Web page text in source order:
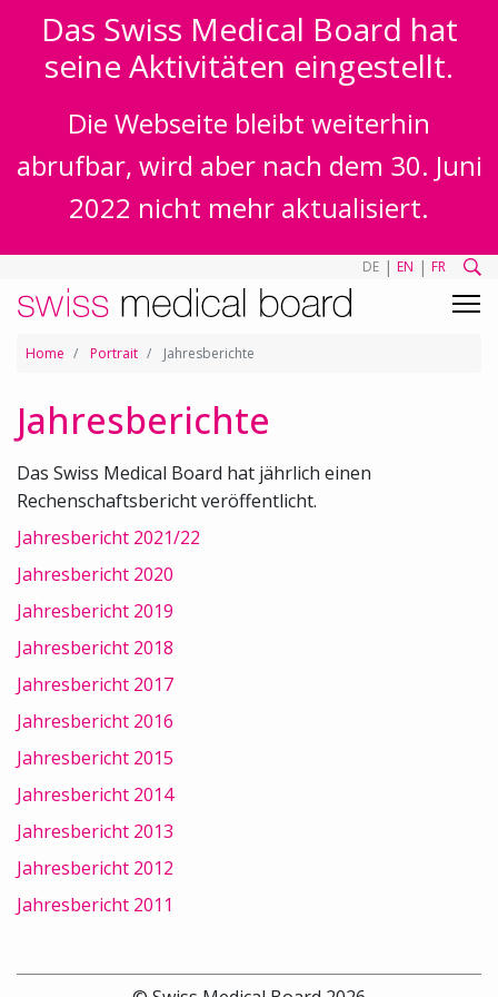
Das Swiss Medical Board hat
seine Aktivitäten eingestellt.
Die Webseite bleibt weiterhin
abrufbar, wird aber nach dem 30. Juni
2022 nicht mehr aktualisiert.
DE | EN | FR
Home Portrait Jahresberichte
Jahresberichte
Das Swiss Medical Board hat jährlich einen
Rechenschaftsbericht veröffentlicht.
Jahresbericht 2021/22
Jahresbericht 2020
Jahresbericht 2019
Jahresbericht 2018
Jahresbericht 2017
Jahresbericht 2016
Jahresbericht 2015
Jahresbericht 2014
Jahresbericht 2013
Jahresbericht 2012
Jahresbericht 2011